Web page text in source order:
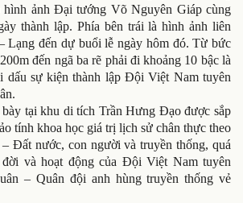
hình ảnh Đại tướng Võ Nguyên Giáp cùng
thành lập. Phía bên trái là hình ảnh liên
Lạng đến dự buổi lễ ngày hôm đó. Từ bức
đến ngã ba rẽ phải đi khoảng 10 bậc là
dấu sự kiện thành lập Đội Việt Nam tuyên
tại khu di tích Trần Hưng Đạo được sắp
tính khoa học giá trị lịch sử chân thực theo
Đất nước, con người và truyền thống, quá
và hoạt động của Đội Việt Nam tuyên
– Quân đội anh hùng truyền thống vẻ